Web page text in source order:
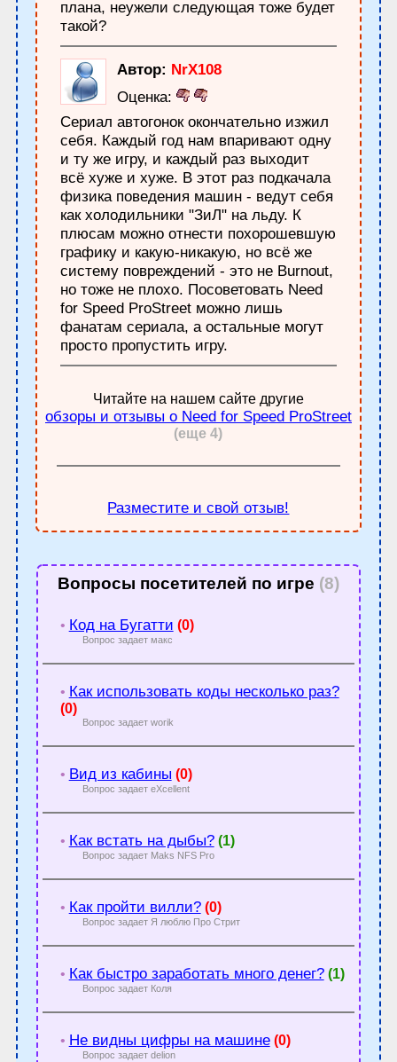
плана, неужели следующая тоже будет
такой?
Автор: NrX108
Оценка:
Сериал автогонок окончательно изжил
себя. Каждый год нам впаривают одну
и ту же игру, и каждый раз выходит
всё хуже и хуже. В этот раз подкачала
физика поведения машин - ведут себя
как холодильники "ЗиЛ" на льду. К
плюсам можно отнести похорошевшую
графику и какую-никакую, но всё же
систему повреждений - это не Burnout,
но тоже не плохо. Посоветовать Need
for Speed ProStreet можно лишь
фанатам сериала, а остальные могут
просто пропустить игру.
Читайте на нашем сайте другие
обзоры и отзывы о Need for Speed ProStreet
(еще 4)
Разместите и свой отзыв!
Вопросы посетителей по игре (8)
• Код на Бугатти (0)
Вопрос задает макс
• Как использовать коды несколько раз?
(0)
Вопрос задает worik
• Вид из кабины (0)
Вопрос задает eXcellent
• Как встать на дыбы? (1)
Вопрос задает Maks NFS Pro
• Как пройти вилли? (0)
Вопрос задает Я люблю Про Стрит
• Как быстро заработать много денег? (1)
Вопрос задает Коля
• Не видны цифры на машине (0)
Вопрос задает delion